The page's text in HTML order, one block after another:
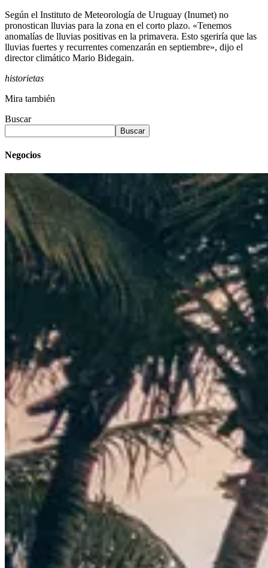
Según el Instituto de Meteorología de Uruguay (Inumet) no
pronostican lluvias para la zona en el corto plazo. «Tenemos
anomalías de lluvias positivas en la primavera. Esto sgeriría que las
lluvias fuertes y recurrentes comenzarán en septiembre», dijo el
director climático Mario Bidegain.
historietas
Mira también
Buscar
Buscar
Negocios